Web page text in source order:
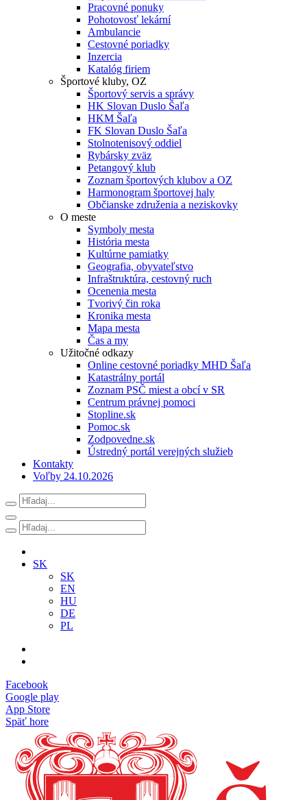
Pracovné ponuky
Pohotovosť lekární
Ambulancie
Cestovné poriadky
Inzercia
Katalóg firiem
Športové kluby, OZ
Športový servis a správy
HK Slovan Duslo Šaľa
HKM Šaľa
FK Slovan Duslo Šaľa
Stolnotenisový oddiel
Rybársky zväz
Petangový klub
Zoznam športových klubov a OZ
Harmonogram športovej haly
Občianske združenia a neziskovky
O meste
Symboly mesta
História mesta
Kultúrne pamiatky
Geografia, obyvateľstvo
Infraštruktúra, cestovný ruch
Ocenenia mesta
Tvorivý čin roka
Kronika mesta
Mapa mesta
Čas a my
Užitočné odkazy
Online cestovné poriadky MHD Šaľa
Katastrálny portál
Zoznam PSČ miest a obcí v SR
Centrum právnej pomoci
Stopline.sk
Pomoc.sk
Zodpovedne.sk
Ústredný portál verejných služieb
Kontakty
Voľby 24.10.2026
SK
SK
EN
HU
DE
PL
Facebook
Google play
App Store
Späť hore